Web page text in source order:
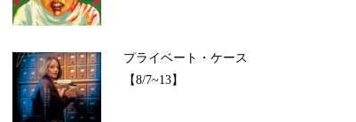
プライベート・ケース
【8/7~13】